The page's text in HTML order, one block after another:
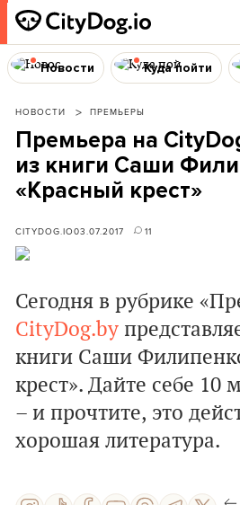
Новости Куда пойти
НОВОСТИ ПРЕМЬЕРЫ
Премьера на
из книги Саши
«Красный крест»
CITYDOG.IO03.07.2017 11
Сегодня в рубрике
CityDog.by
книги Саши
крест». Дайте себе 10
– и прочтите, это
хорошая литература.